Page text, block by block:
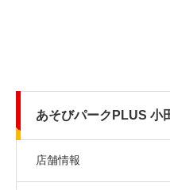
あそびパークPLUS 小
店舗情報